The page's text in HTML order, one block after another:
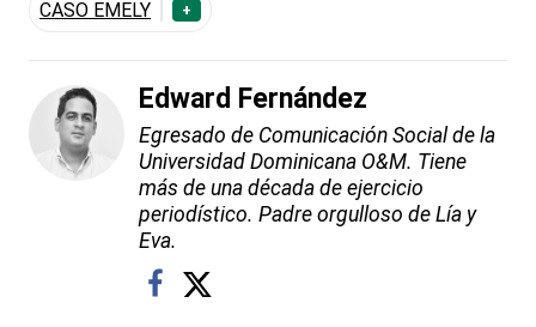
CASO EMELY +
Edward Fernández
Egresado de Comunicación Social de la
Universidad Dominicana O&M. Tiene
más de una década de ejercicio
periodístico. Padre orgulloso de Lía y
Eva.